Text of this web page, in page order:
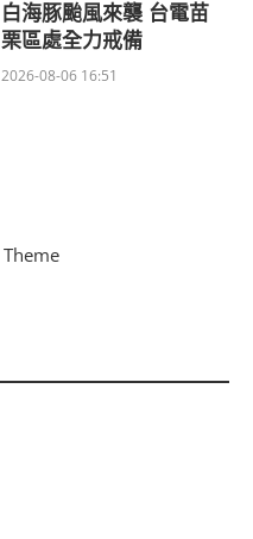
白海豚颱風來襲 台電苗
栗區處全力戒備
2026-08-06 16:51